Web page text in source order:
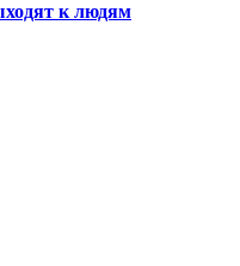
к людям